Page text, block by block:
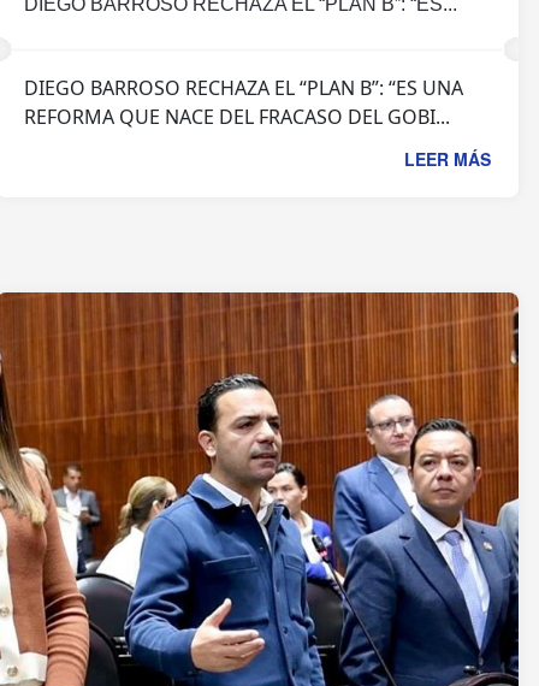
DIEGO BARROSO RECHAZA EL “PLAN B”: “ES...
DIEGO BARROSO RECHAZA EL “PLAN B”: “ES UNA
REFORMA QUE NACE DEL FRACASO DEL GOBI...
LEER MÁS